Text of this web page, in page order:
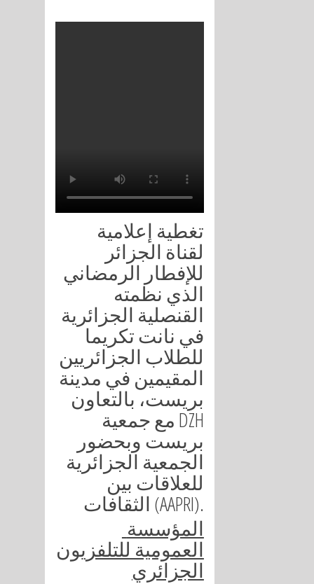
تغطية إعلامية
لقناة الجزائر
للإفطار الرمضاني
الذي نظمته
القنصلية الجزائرية
في نانت تكريما
للطلاب الجزائريين
المقيمين في مدينة
بريست، بالتعاون
مع جمعية DZH
بريست وبحضور
الجمعية الجزائرية
للعلاقات بين
الثقافات (AAPRI).
المؤسسة
العمومية للتلفزيون
الجزائري